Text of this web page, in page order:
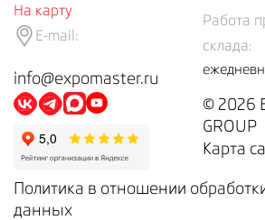
На карту
E-mail:
info@expomaster.ru
Работа
склада:
© 2026
GROUP
Карта
Политика в отношении
данных